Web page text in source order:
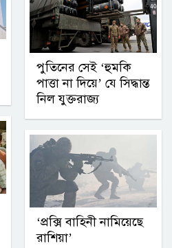
পুতিনের সেই ‘হুমকি
পাত্তা না দিয়ে’ যে সিদ্ধান্ত
নিল যুক্তরাজ্য
‘প্রক্সি বাহিনী নামিয়েছে
রাশিয়া’